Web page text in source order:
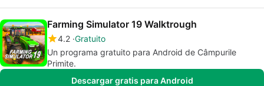
Farming Simulator 19 Walktrough
4.2 Gratuito
Un programa gratuito para Android de Câmpurile
Primite.
Descargar gratis para Android